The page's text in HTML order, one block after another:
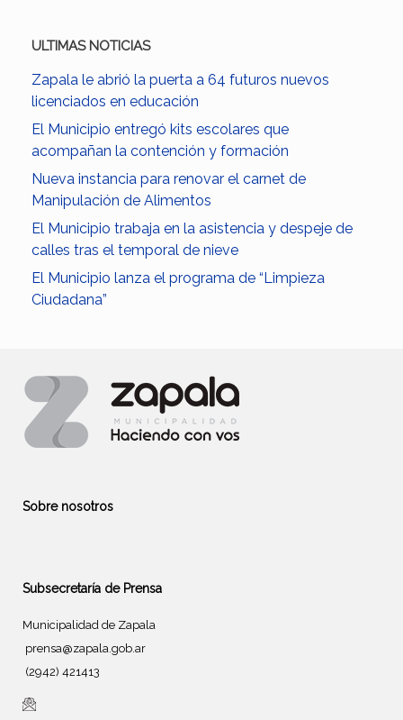
ULTIMAS NOTICIAS
Zapala le abrió la puerta a 64 futuros nuevos
licenciados en educación
El Municipio entregó kits escolares que
acompañan la contención y formación
Nueva instancia para renovar el carnet de
Manipulación de Alimentos
El Municipio trabaja en la asistencia y despeje de
calles tras el temporal de nieve
El Municipio lanza el programa de “Limpieza
Ciudadana”
Sobre nosotros
Subsecretaría de Prensa
Municipalidad de Zapala
prensa@zapala.gob.ar
(2942) 421413